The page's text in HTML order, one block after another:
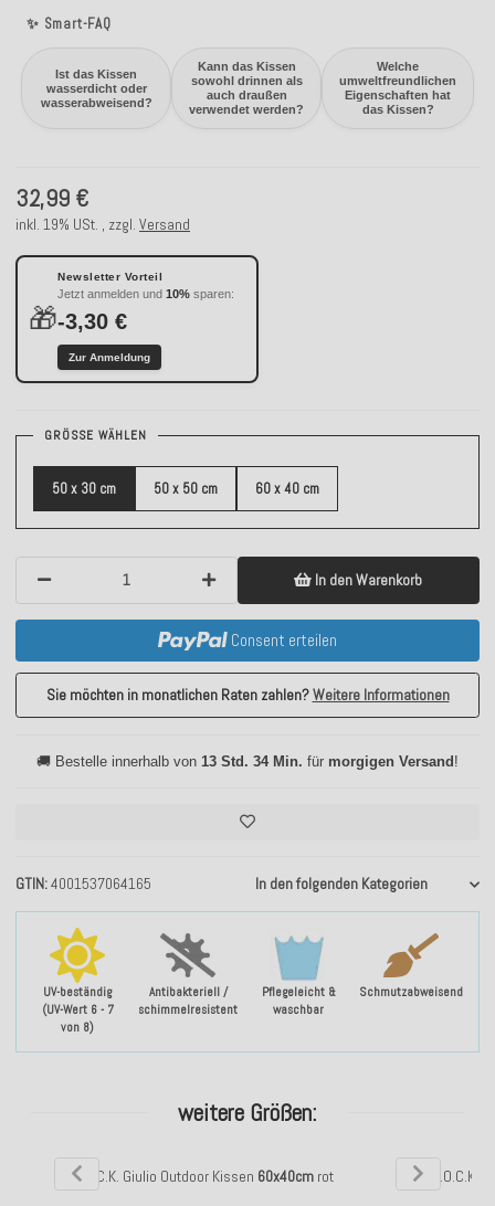
✨ Smart-FAQ
Ist das Kissen
wasserdicht oder
wasserabweisend?
Kann das Kissen
sowohl drinnen als
auch draußen
verwendet werden?
Welche
umweltfreundlichen
Eigenschaften hat
das Kissen?
UV-beständig
(UV-Wert 6 - 7
von 8)
Antibakteriell /
schimmelresistent
Pflegeleicht &
waschbar
Schmutzabweisend
GTIN 4001537064165 In den folgenden Kategorien
32,99 €
inkl. 19% USt. , zzgl. Versand
🎁
Newsletter Vorteil
Jetzt anmelden und 10% sparen:
-3,30 €
Zur Anmeldung
GRÖSSE WÄHLEN
50 x 30 cm 50 x 50 cm 60 x 40 cm
In den Warenkorb
Consent erteilen
Sie möchten in monatlichen Raten zahlen?Weitere Informationen
🚚 Bestelle innerhalb von 13 Std. 34 Min. für morgigen Versand!
weitere Größen:
H.O.C.K. Giulio Outdoor Kissen 60x40cm rot